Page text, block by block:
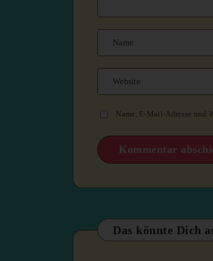
Name, E-Mail-Adresse und
Das könnte Dich